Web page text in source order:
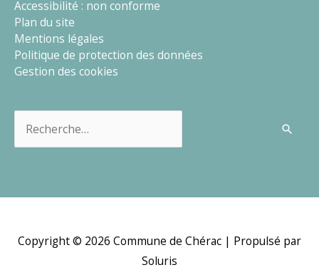
Accessibilité : non conforme
Plan du site
Mentions légales
Politique de protection des données
Gestion des cookies
Copyright © 2026 Commune de Chérac | Propulsé par
Soluris